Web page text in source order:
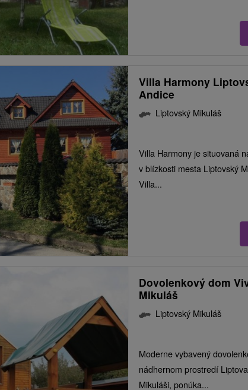
Villa Harmony
Andice
Liptovský Mikuláš
Villa Harmony je situovaná
v blízkosti mesta Liptovský
Villa...
Dovolenkový dom
Mikuláš
Liptovský Mikuláš
Moderne vybavený
nádhernom prostredí
Mikuláši, ponúka...